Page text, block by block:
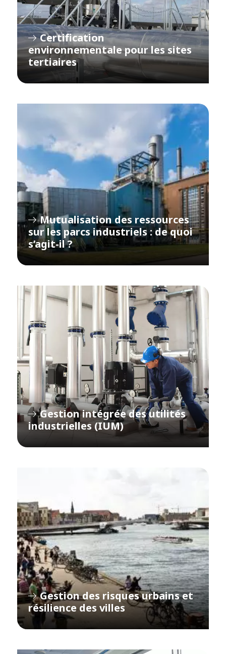
Certification
environnementale pour les sites
tertiaires
Mutualisation des ressources
sur les parcs industriels : de quoi
s’agit-il ?
Gestion intégrée des utilités
industrielles (IUM)
Gestion des risques urbains et
résilience des villes